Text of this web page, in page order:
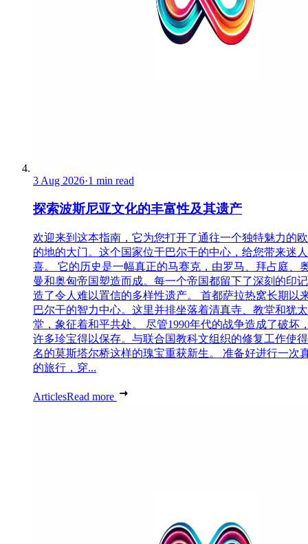
3 Aug 2026·1 min read
探索波斯尼亚文化的丰富性及其遗产
欢迎来到这本指南，它为您打开了通往一个独特魅力的
的地的大门。这个国家位于巴尔干的中心，给您带来迷
喜。 它的历史是一幅真正的马赛克，由罗马、拜占庭、
曼和奥匈帝国塑造而成。每一个帝国都留下了深刻的印
造了令人难以置信的多样性遗产。 首都萨拉热窝长期以
巴尔干的智力中心。这里并排坐落着清真寺、教堂和犹
堂，象征着和平共处。 尽管1990年代的战争造成了破坏
许多珍宝得以保存。与联合国教科文组织的修复工作使
名的莫斯塔尔桥这样的瑰宝重获新生。 准备好进行一次
的旅行，穿...
ArticlesRead more